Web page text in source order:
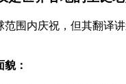
范围内庆祝，但其翻译
：